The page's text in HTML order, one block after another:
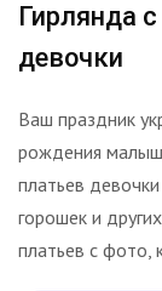
Гирлянда
девочки
Ваш праздник
рождения
платьев
горошек и
платьев с фото,